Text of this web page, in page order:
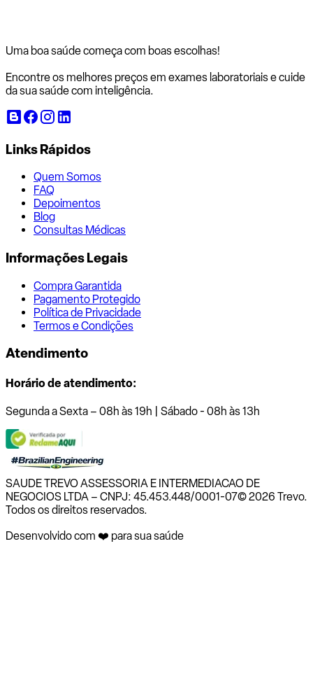
Uma boa saúde começa com boas escolhas!
Encontre os melhores preços em exames laboratoriais e cuide
da sua saúde com inteligência.
Links Rápidos
Quem Somos
FAQ
Depoimentos
Blog
Consultas Médicas
Informações Legais
Compra Garantida
Pagamento Protegido
Política de Privacidade
Termos e Condições
Atendimento
Horário de atendimento:
Segunda a Sexta – 08h às 19h | Sábado - 08h às 13h
SAUDE TREVO ASSESSORIA E INTERMEDIACAO DE
NEGOCIOS LTDA – CNPJ: 45.453.448/0001-07© 2026 Trevo.
Todos os direitos reservados.
Desenvolvido com ❤️ para sua saúde